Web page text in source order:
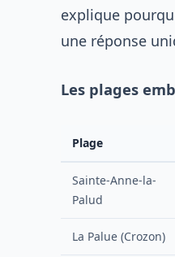
explique
une réponse
Les plages
Plage
Sainte-Anne-la-
Palud
La Palue (Crozon)